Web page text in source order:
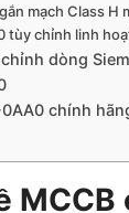
mạch Class H
tùy chỉnh linh
dòng
chính
MCCB